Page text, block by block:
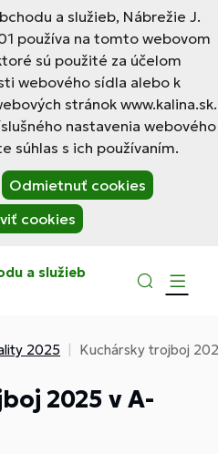
a služieb, Nábrežie J.
používa na tomto webovom
sú použité za účelom
webového sídla alebo k
stránok www.kalina.sk.
nastavenia webového
súhlas s ich používaním.
Odmietnuť cookies
cookies
a služieb
2025 Kuchársky trojboj
2025 v A-